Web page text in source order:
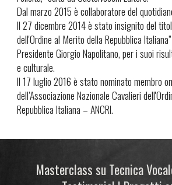
Dal marzo 2015 è collaboratore del
Il 27 dicembre 2014 è stato insignito del
dell'Ordine al Merito della Repubblica
Presidente Giorgio Napolitano, per i suoi
e culturale.
Il 17 luglio 2016 è stato nominato membro
dell’Associazione Nazionale Cavalieri
Repubblica Italiana – ANCRI.
Masterclass su Tecnica